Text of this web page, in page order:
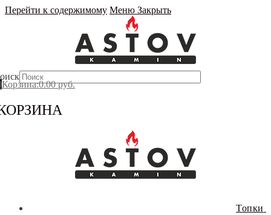
Перейти к содержимому Меню Закрыть
Корзина:0.00руб.
Топки